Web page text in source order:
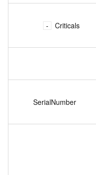
Criticals
SerialNumber